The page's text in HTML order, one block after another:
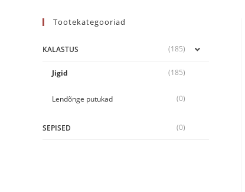
Tootekategooriad
KALASTUS (185)
Jigid (185)
Lendõnge putukad (0)
SEPISED (0)